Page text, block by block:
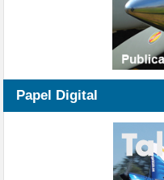
Papel Digital